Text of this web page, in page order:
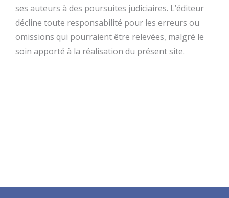
ses auteurs à des poursuites judiciaires. L’éditeur
décline toute responsabilité pour les erreurs ou
omissions qui pourraient être relevées, malgré le
soin apporté à la réalisation du présent site.